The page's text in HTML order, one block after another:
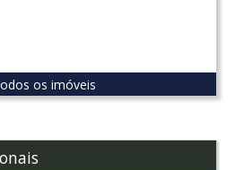
os imóveis